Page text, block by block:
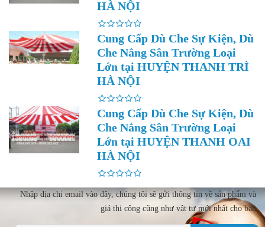
HÀ NỘI
Cung Cấp Dù Che Sự Kiện, Dù
Che Nắng Sân Trường Loại
Lớn tại HUYỆN THANH TRÌ
HÀ NỘI
Cung Cấp Dù Che Sự Kiện, Dù
Che Nắng Sân Trường Loại
Lớn tại HUYỆN THANH OAI
HÀ NỘI
Nhập địa chi email vào đây, chúng tôi sẽ gửi thông tin về sản phẩm và
giá thi công cũng như vật tư mới nhất cho bạn